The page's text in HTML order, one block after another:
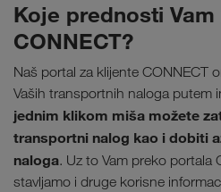
Koje prednosti Vam
CONNECT?
Naš portal za klijente CONNECT
Vaših transportnih naloga putem
jednim klikom miša možete
transportni nalog kao i dobiti
naloga. Uz to Vam preko portala
stavljamo i druge korisne